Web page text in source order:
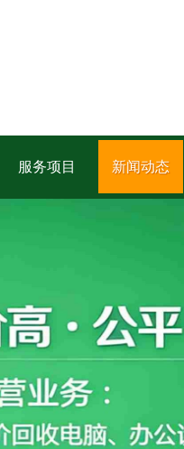
服务项目 新闻动态